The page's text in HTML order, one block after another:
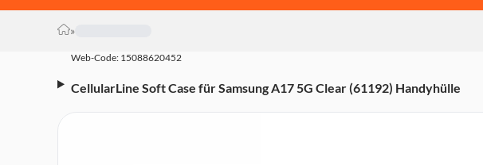
»
Web-Code: 15088620452
CellularLine Soft Case für Samsung A17 5G Clear (61192) Handyhülle